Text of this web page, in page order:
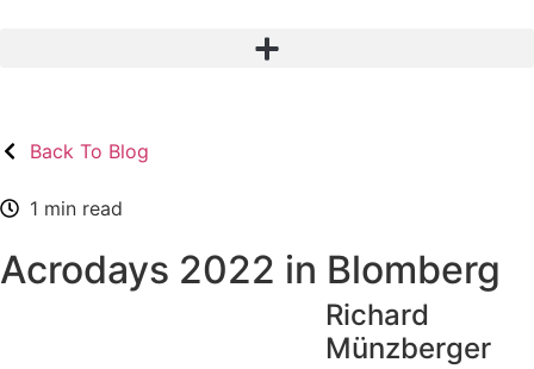
Back To Blog
1 min read
Acrodays 2022 in Blomberg
Richard
Münzberger